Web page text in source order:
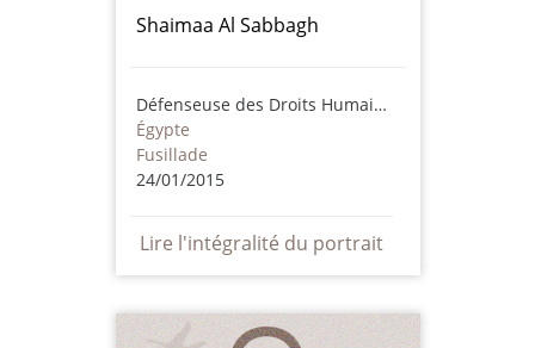
Shaimaa Al Sabbagh
Défenseuse des Droits Humains
Égypte
Fusillade
24/01/2015
Lire l'intégralité du portrait